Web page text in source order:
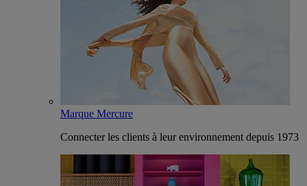
Marque Mercure
Connecter les clients à leur environnement depuis 1973